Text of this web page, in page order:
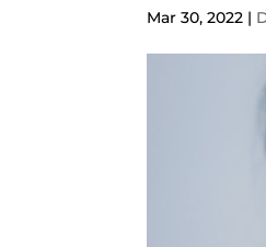
Mar 30, 2022 |